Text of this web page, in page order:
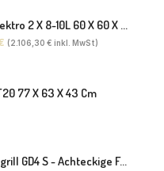
Fritteuse FL62 North Elektro 2 X 8-10L 60 X 60 X 30(38) Cm
(2.106,30 € inkl. MwSt)
77 X 63 X 43 Cm
Potis Dönergrill / Gyrosgrill GD4 S - Achteckige Fettwanne-Ohne Schaufel